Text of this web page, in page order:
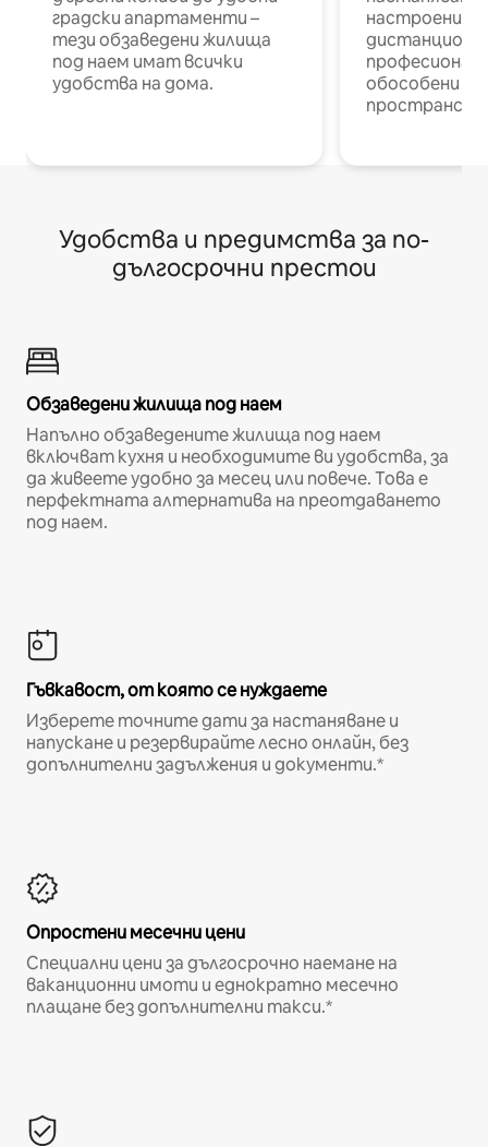
градски апартаменти –
тези обзаведени жилища
под наем имат всички
удобства на дома.
настроени и
обособени
Удобства и предимства за по-
дългосрочни престои
Обзаведени жилища под наем
Напълно обзаведените жилища под наем
включват кухня и необходимите ви удобства, за
да живеете удобно за месец или повече. Това е
перфектната алтернатива на преотдаването
под наем.
Гъвкавост, от която се нуждаете
Изберете точните дати за настаняване и
напускане и резервирайте лесно онлайн, без
допълнителни задължения и документи.*
Опростени месечни цени
Специални цени за дългосрочно наемане на
ваканционни имоти и еднократно месечно
плащане без допълнителни такси.*